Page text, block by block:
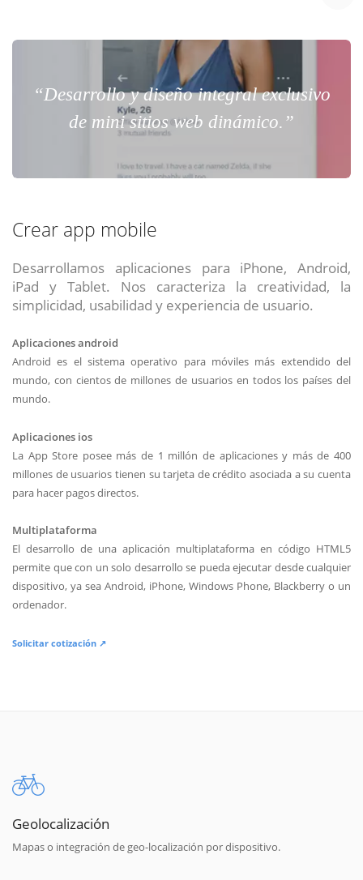
“Desarrollo y diseño integral exclusivo
de mini sitios web dinámico.”
Crear app mobile
Desarrollamos aplicaciones para iPhone, Android,
iPad y Tablet. Nos caracteriza la creatividad, la
simplicidad, usabilidad y experiencia de usuario.
Aplicaciones android
Android es el sistema operativo para móviles más extendido del
mundo, con cientos de millones de usuarios en todos los países del
mundo.
Aplicaciones ios
La App Store posee más de 1 millón de aplicaciones y más de 400
millones de usuarios tienen su tarjeta de crédito asociada a su cuenta
para hacer pagos directos.
Multiplataforma
El desarrollo de una aplicación multiplataforma en código HTML5
permite que con un solo desarrollo se pueda ejecutar desde cualquier
dispositivo, ya sea Android, iPhone, Windows Phone, Blackberry o un
ordenador.
Solicitar cotización ↗
Geolocalización
Mapas o integración de geo-localización por dispositivo.